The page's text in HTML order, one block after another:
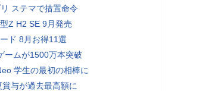
ステマで措置命令
Z H2 SE 9月発売
ド 8月お得11選
ームが1500万本突破
学生の最初の相棒に
与が過去最高額に